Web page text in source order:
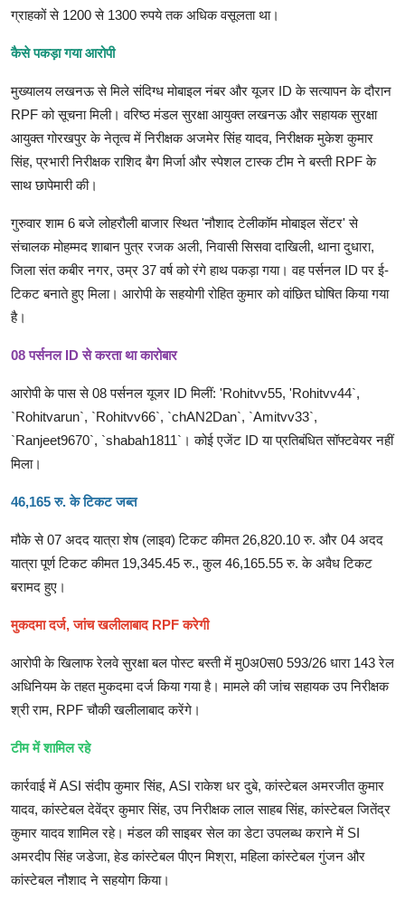
अपना गांव
साहित्य कला संस्कृति
संपादकीय
Live TV
ग्राहकों से 1200 से 1300 रुपये तक अधिक वसूलता था।
कैसे पकड़ा गया आरोपी
मुख्यालय लखनऊ से मिले संदिग्ध मोबाइल नंबर और यूजर ID के सत्यापन के दौरान
RPF को सूचना मिली। वरिष्ठ मंडल सुरक्षा आयुक्त लखनऊ और सहायक सुरक्षा
आयुक्त गोरखपुर के नेतृत्व में निरीक्षक अजमेर सिंह यादव, निरीक्षक मुकेश कुमार
सिंह, प्रभारी निरीक्षक राशिद बैग मिर्जा और स्पेशल टास्क टीम ने बस्ती RPF के
साथ छापेमारी की।
गुरुवार शाम 6 बजे लोहरौली बाजार स्थित 'नौशाद टेलीकॉम मोबाइल सेंटर' से
संचालक मोहम्मद शाबान पुत्र रजक अली, निवासी सिसवा दाखिली, थाना दुधारा,
जिला संत कबीर नगर, उम्र 37 वर्ष को रंगे हाथ पकड़ा गया। वह पर्सनल ID पर ई-
टिकट बनाते हुए मिला। आरोपी के सहयोगी रोहित कुमार को वांछित घोषित किया गया
है।
08 पर्सनल ID से करता था कारोबार
आरोपी के पास से 08 पर्सनल यूजर ID मिलीं: 'Rohitvv55, 'Rohitvv44`,
`Rohitvarun`, `Rohitvv66`, `chAN2Dan`, `Amitvv33`,
`Ranjeet9670`, `shabah1811`। कोई एजेंट ID या प्रतिबंधित सॉफ्टवेयर नहीं
मिला।
46,165 रु. के टिकट जब्त
मौके से 07 अदद यात्रा शेष (लाइव) टिकट कीमत 26,820.10 रु. और 04 अदद
यात्रा पूर्ण टिकट कीमत 19,345.45 रु., कुल 46,165.55 रु. के अवैध टिकट
बरामद हुए।
मुकदमा दर्ज, जांच खलीलाबाद RPF करेगी
आरोपी के खिलाफ रेलवे सुरक्षा बल पोस्ट बस्ती में मु0अ0स0 593/26 धारा 143 रेल
अधिनियम के तहत मुकदमा दर्ज किया गया है। मामले की जांच सहायक उप निरीक्षक
श्री राम, RPF चौकी खलीलाबाद करेंगे।
टीम में शामिल रहे
कार्रवाई में ASI संदीप कुमार सिंह, ASI राकेश धर दुबे, कांस्टेबल अमरजीत कुमार
यादव, कांस्टेबल देवेंद्र कुमार सिंह, उप निरीक्षक लाल साहब सिंह, कांस्टेबल जितेंद्र
कुमार यादव शामिल रहे। मंडल की साइबर सेल का डेटा उपलब्ध कराने में SI
अमरदीप सिंह जडेजा, हेड कांस्टेबल पीएन मिश्रा, महिला कांस्टेबल गुंजन और
कांस्टेबल नौशाद ने सहयोग किया।